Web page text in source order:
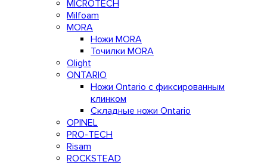
MICROTECH
Milfoam
MORA
Ножи MORA
Точилки MORA
Olight
ONTARIO
Ножи Ontario c фиксированным
клинком
Складные ножи Ontario
OPINEL
PRO-TECH
Risam
ROCKSTEAD